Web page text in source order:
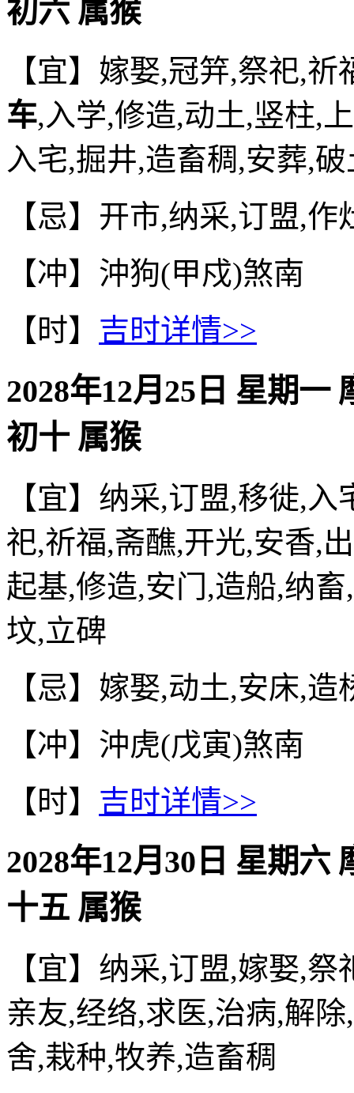
初六 属猴
【宜】嫁娶,冠笄,祭祀,
车,入学,修造,动土,竖柱,
入宅,掘井,造畜稠,安葬,
【忌】开市,纳采,订盟,
【冲】沖狗(甲戍)煞南
【时】 吉时详情>>
2028年12月25日 星期一
初十 属猴
【宜】纳采,订盟,移徙,入
祀,祈福,斋醮,开光,安香,
起基,修造,安门,造船,纳
坟,立碑
【忌】嫁娶,动土,安床,造
【冲】沖虎(戊寅)煞南
【时】 吉时详情>>
2028年12月30日 星期六
十五 属猴
【宜】纳采,订盟,嫁娶,
亲友,经络,求医,治病,解
舍,栽种,牧养,造畜稠